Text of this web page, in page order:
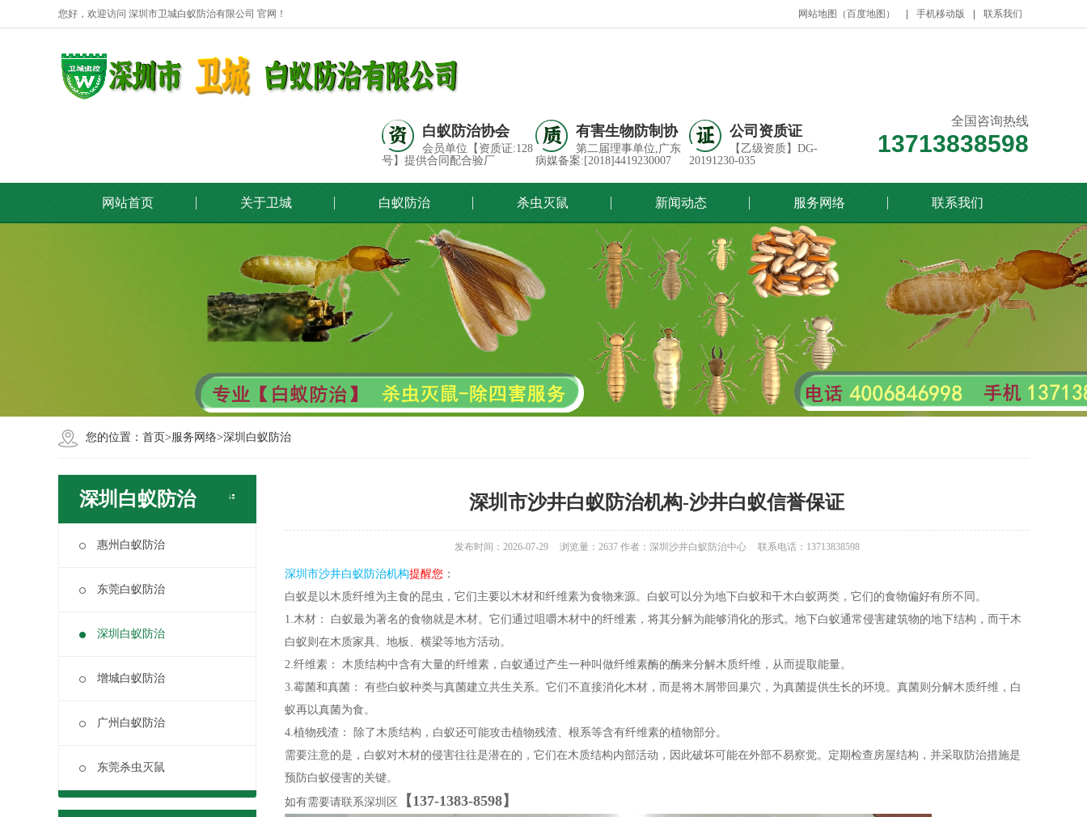
网站地图 （百度地图 ） 手机移动版 联系我们
您好，欢迎访问 深圳市卫城白蚁防治有限公司 官网！
白蚁防治协会
会员单位【资质证:128
号】提供合同配合验厂
有害生物防制协
第二届理事单位,广东
病媒备案:[2018]4419230007
公司资质证
【乙级资质】DG-
20191230-035
全国咨询热线
13713838598
网站首页 关于卫城 白蚁防治 杀虫灭鼠 新闻动态 服务网络 联系我们
您的位置： 首页>服务网络>深圳白蚁防治
深圳白蚁防治
惠州白蚁防治
东莞白蚁防治
深圳白蚁防治
增城白蚁防治
广州白蚁防治
东莞杀虫灭鼠
深圳市沙井白蚁防治机构-沙井白蚁信誉保证
发布时间：2026-07-29 浏览量： 2637作者：深圳沙井白蚁防治中心 联系电话：13713838598
深圳市沙井白蚁防治机构提醒您 ：
白蚁是以木质纤维为主食的昆虫，它们主要以木材和纤维素为食物来源。白蚁可以分为地下白蚁和干木白蚁两类，它们的食物偏好有所不同。
1.木材： 白蚁最为著名的食物就是木材。它们通过咀嚼木材中的纤维素，将其分解为能够消化的形式。地下白蚁通常侵害建筑物的地下结构，而干木
白蚁则在木质家具、地板、横梁等地方活动。
2.纤维素： 木质结构中含有大量的纤维素，白蚁通过产生一种叫做纤维素酶的酶来分解木质纤维，从而提取能量。
3.霉菌和真菌： 有些白蚁种类与真菌建立共生关系。它们不直接消化木材，而是将木屑带回巢穴，为真菌提供生长的环境。真菌则分解木质纤维，白
蚁再以真菌为食。
4.植物残渣： 除了木质结构，白蚁还可能攻击植物残渣、根系等含有纤维素的植物部分。
需要注意的是，白蚁对木材的侵害往往是潜在的，它们在木质结构内部活动，因此破坏可能在外部不易察觉。定期检查房屋结构，并采取防治措施是
预防白蚁侵害的关键。
如有需要请联系深圳区
【137-1383-8598】